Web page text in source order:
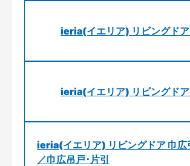
ieria(イエリア) リビングド
ieria(イエリア) リビングド
ieria(イエリア) リビングドア 巾広
／巾広吊戸･片引